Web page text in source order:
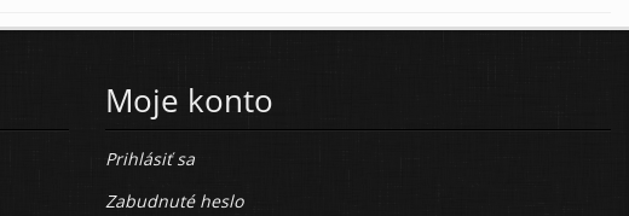
Moje konto
Prihlásiť sa
Zabudnuté heslo